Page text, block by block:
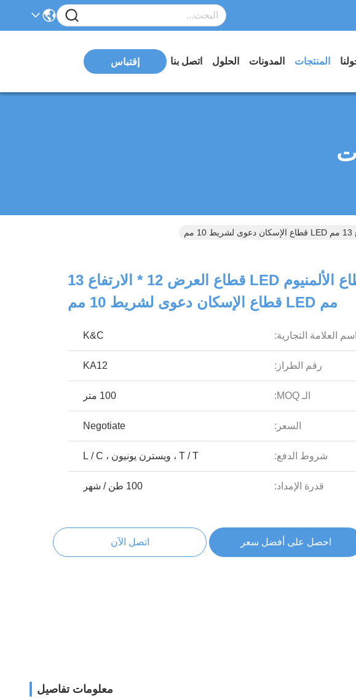
المنتجات المدونات الحلول اتصل بنا إقتباس
قطاع الألمنيوم LED قطاع العرض 12 * الارتفاع 13
مم LED قطاع الإسكان دعوى لشريط 10 مم
اسم العلامة التجارية: K&C
رقم الطراز: KA12
الـ MOQ: 100 متر
السعر: Negotiate
شروط الدفع: T / T ، ويسترن يونيون ، L / C
قدرة الإمداد: 100 طن / شهر
احصل على أفضل سعر اتصل الآن
معلومات تفاصيل